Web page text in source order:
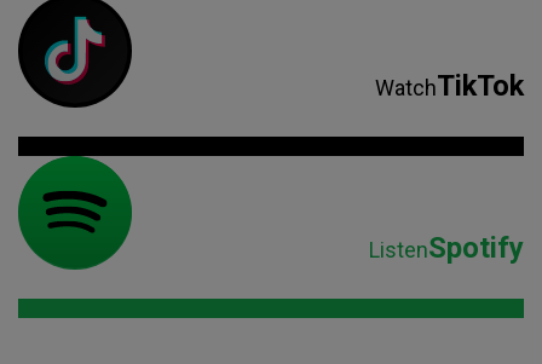
WatchTikTok
ListenSpotify